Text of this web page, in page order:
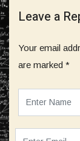
Leave a
Your email
are marked *